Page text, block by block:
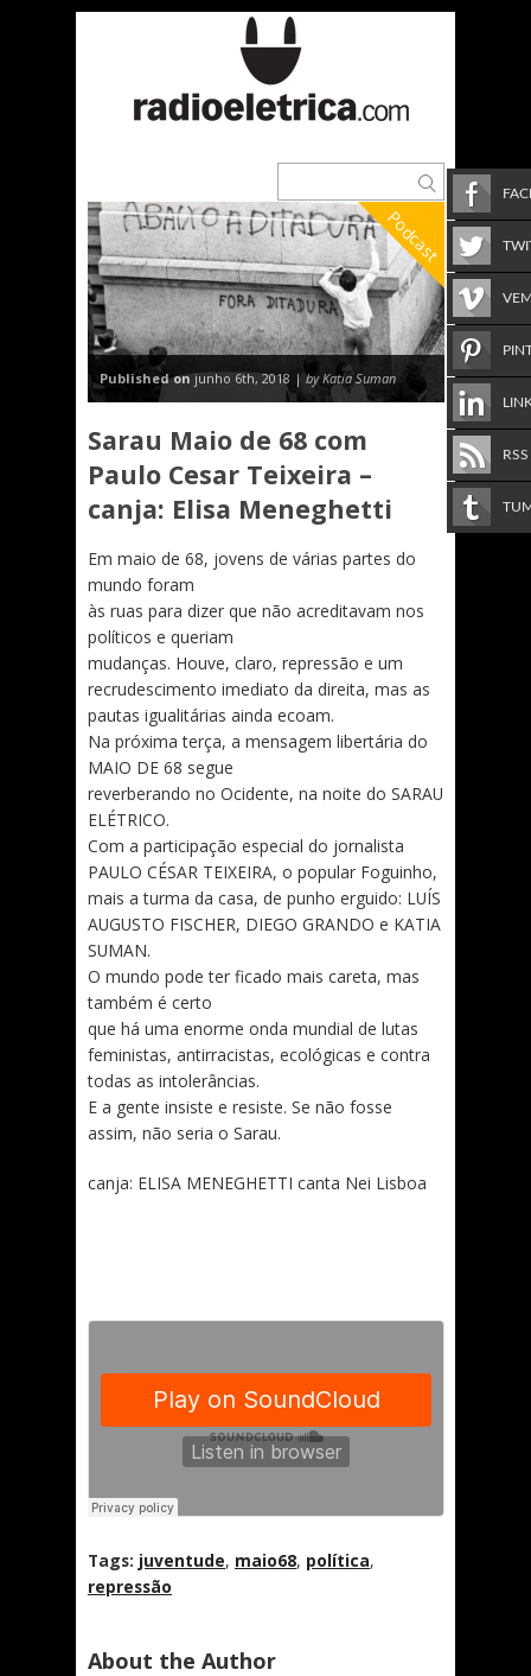
Podcast
Published onjunho 6th, 2018 |by Katia Suman
Sarau Maio de 68 com
Paulo Cesar Teixeira –
canja: Elisa Meneghetti
Em maio de 68, jovens de várias partes do
mundo foram
às ruas para dizer que não acreditavam nos
políticos e queriam
mudanças. Houve, claro, repressão e um
recrudescimento imediato da direita, mas as
pautas igualitárias ainda ecoam.
Na próxima terça, a mensagem libertária do
MAIO DE 68 segue
reverberando no Ocidente, na noite do SARAU
ELÉTRICO.
Com a participação especial do jornalista
PAULO CÉSAR TEIXEIRA, o popular Foguinho,
mais a turma da casa, de punho erguido: LUÍS
AUGUSTO FISCHER, DIEGO GRANDO e KATIA
SUMAN.
O mundo pode ter ficado mais careta, mas
também é certo
que há uma enorme onda mundial de lutas
feministas, antirracistas, ecológicas e contra
todas as intolerâncias.
E a gente insiste e resiste. Se não fosse
assim, não seria o Sarau.
canja: ELISA MENEGHETTI canta Nei Lisboa
Tags: juventude, maio68, política,
repressão
About the Author
RSS